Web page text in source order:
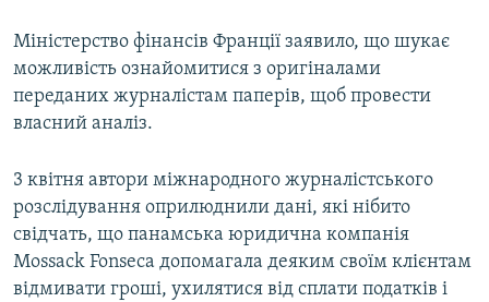
Міністерство фінансів Франції заявило, що шукає
можливість ознайомитися з оригіналами
переданих журналістам паперів, щоб провести
власний аналіз.
3 квітня автори міжнародного журналістського
розслідування оприлюднили дані, які нібито
свідчать, що панамська юридична компанія
Mossack Fonseca допомагала деяким своїм клієнтам
відмивати гроші, ухилятися від сплати податків і